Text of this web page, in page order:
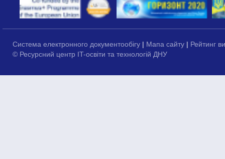
Система електронного документообігу | Мапа сайту | Рейтинг
© Ресурсний центр IT-освіти та технологій ДНУ